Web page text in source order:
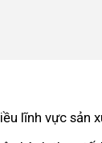
lĩnh vực sản